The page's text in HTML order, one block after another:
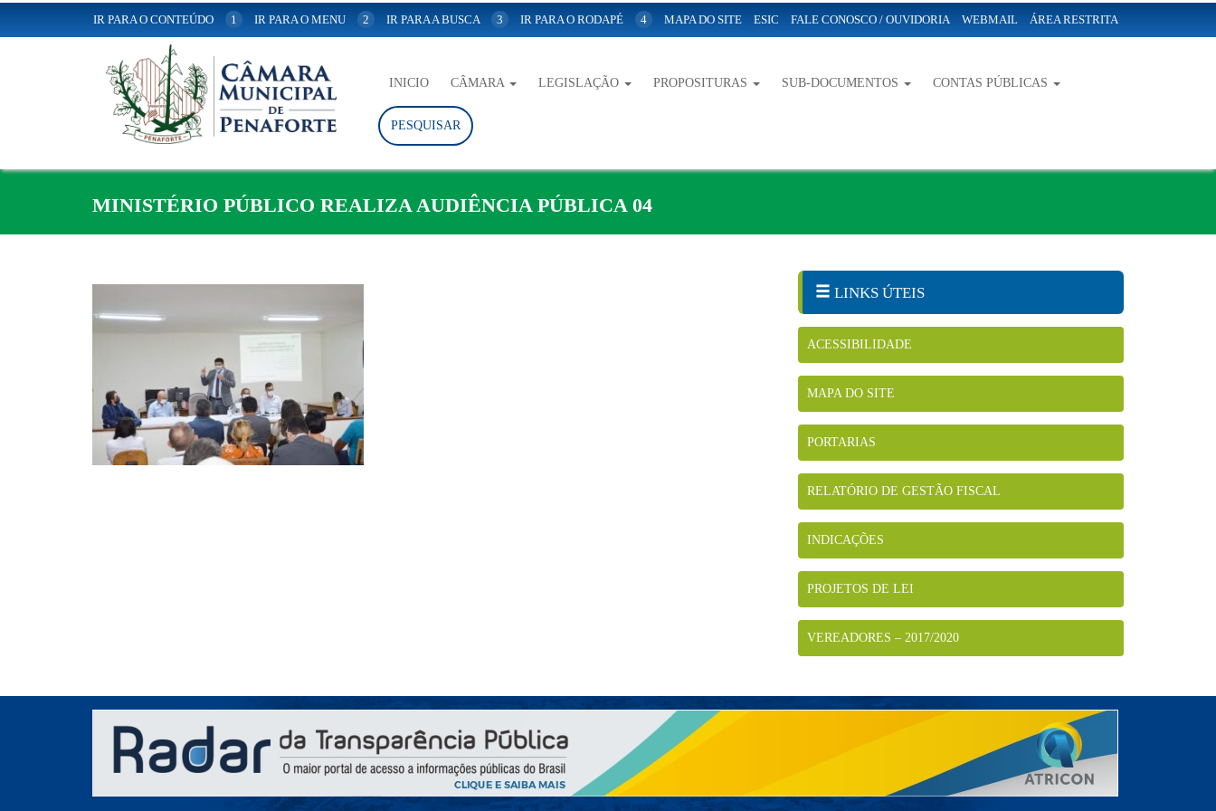
IR PARA O CONTEÚDO 1 IR PARA O MENU 2 IR PARA A BUSCA 3 IR PARA O RODAPÉ 4 MAPA DO SITE ESIC FALE CONOSCO / OUVIDORIA WEBMAIL ÁREA RESTRITA
INICIO CÂMARA LEGISLAÇÃO PROPOSITURAS SUB-DOCUMENTOS CONTAS PÚBLICAS
PESQUISAR
MINISTÉRIO PÚBLICO REALIZA AUDIÊNCIA PÚBLICA 04
LINKS ÚTEIS
ACESSIBILIDADE
MAPA DO SITE
PORTARIAS
RELATÓRIO DE GESTÃO FISCAL
INDICAÇÕES
PROJETOS DE LEI
VEREADORES – 2017/2020